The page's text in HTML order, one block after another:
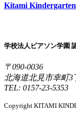
Kitami Kindergarten
学校法人ピアソン学園
〒090-0036
北海道北見市幸町3
TEL: 0157-23-5353
Copyright KITAMI